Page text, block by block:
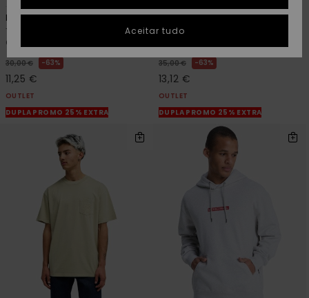
conversa para
obteres a
resposta mais
Iniciar uma
Encontra
nosso
PRESENTE
LISTA DE
DESEJO
Dna Clicker
T-shirt de manga curta
Cinzento homem
30,00 € 63%
11,25 €
OUTLET
DUPLA PROMO 25% EXTRA
Hellbender
T-shirt de manga curta Preto
35,00 € 63%
13,12 €
OUTLET
DUPLA PROMO 25% EXTRA
Aceitar tudo